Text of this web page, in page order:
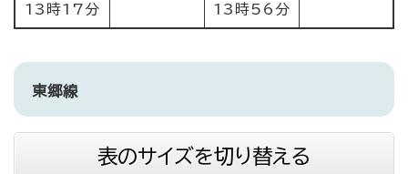
13時17分 13時56分
東郷線
表のサイズを切り替える